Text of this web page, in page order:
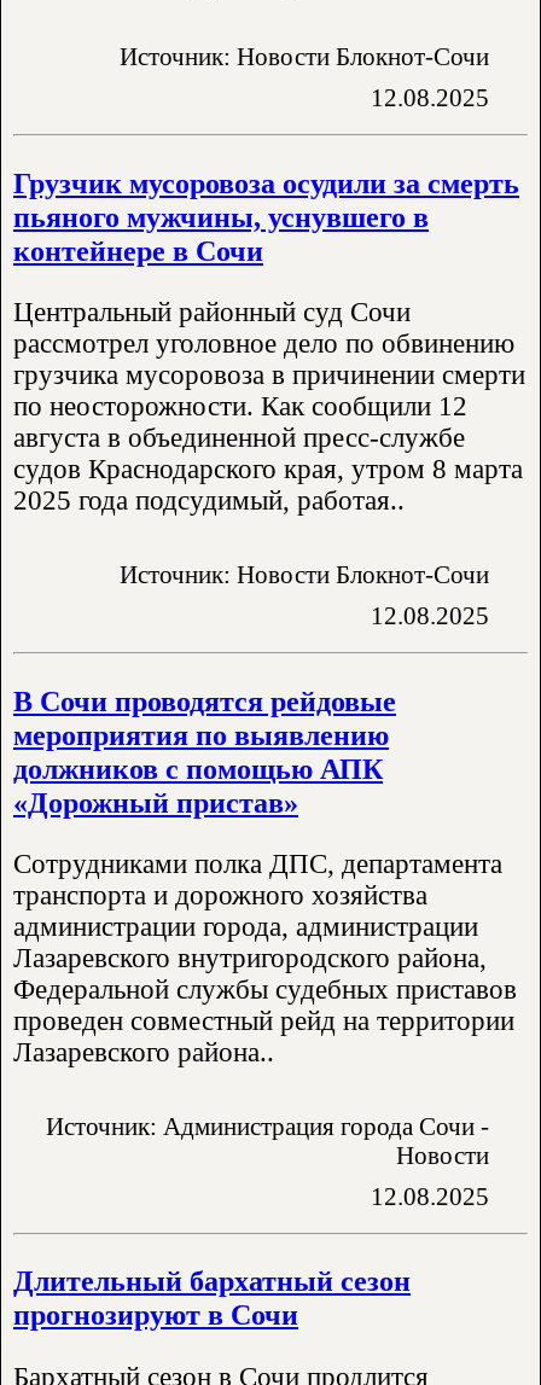
Источник: Новости Блокнот-Сочи
12.08.2025
Грузчик мусоровоза осудили за смерть
пьяного мужчины, уснувшего в
контейнере в Сочи
Центральный районный суд Сочи
рассмотрел уголовное дело по обвинению
грузчика мусоровоза в причинении смерти
по неосторожности. Как сообщили 12
августа в объединенной пресс-службе
судов Краснодарского края, утром 8 марта
2025 года подсудимый, работая..
Источник: Новости Блокнот-Сочи
12.08.2025
В Сочи проводятся рейдовые
мероприятия по выявлению
должников с помощью АПК
«Дорожный пристав»
Сотрудниками полка ДПС, департамента
транспорта и дорожного хозяйства
администрации города, администрации
Лазаревского внутригородского района,
Федеральной службы судебных приставов
проведен совместный рейд на территории
Лазаревского района..
Источник: Администрация города Сочи -
Новости
12.08.2025
Длительный бархатный сезон
прогнозируют в Сочи
Бархатный сезон в Сочи продлится